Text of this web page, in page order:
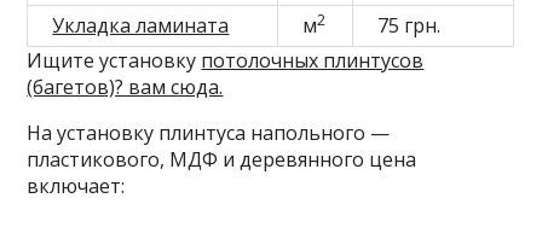
Укладка ламината м2
75 грн.
Ищите установку потолочных плинтусов
(багетов)? вам сюда.
На установку плинтуса напольного —
пластикового, МДФ и деревянного цена
включает: